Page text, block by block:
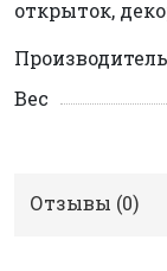
открыток,
Производитель
Вес
Отзывы (0)